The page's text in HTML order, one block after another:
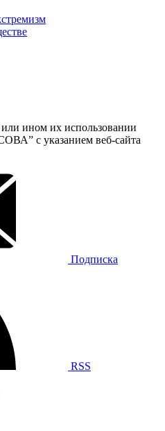
ином их использовании
с указанием веб-сайта
Подписка
RSS